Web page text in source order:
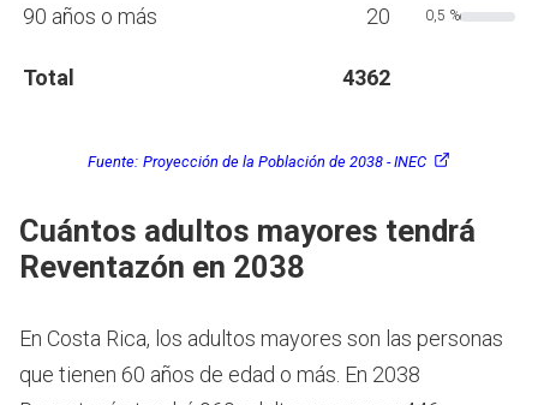
90 años o más 20 0,5 %
Total 4362
Fuente: Proyección de la Población de 2038 - INEC
Cuántos adultos mayores tendrá
Reventazón en 2038
En Costa Rica, los adultos mayores son las personas
que tienen 60 años de edad o más. En 2038